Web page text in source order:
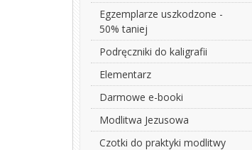
Egzemplarze uszkodzone -
50% taniej
Podręczniki do kaligrafii
Elementarz
Darmowe e-booki
Modlitwa Jezusowa
Czotki do praktyki modlitwy